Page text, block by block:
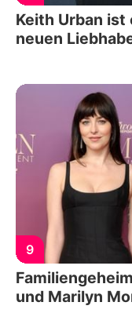
Keith Urban
neuen
9
und Marilyn